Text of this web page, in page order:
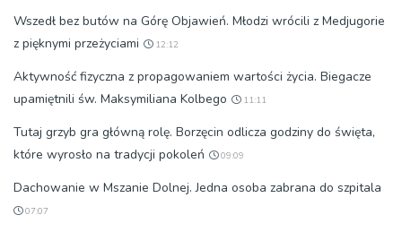
Wszedł bez butów na Górę Objawień. Młodzi wrócili z Medjugorie
z pięknymi przeżyciami
12:12
Aktywność fizyczna z propagowaniem wartości życia. Biegacze
upamiętnili św. Maksymiliana Kolbego
11:11
Tutaj grzyb gra główną rolę. Borzęcin odlicza godziny do święta,
które wyrosło na tradycji pokoleń
09:09
Dachowanie w Mszanie Dolnej. Jedna osoba zabrana do szpitala
07:07